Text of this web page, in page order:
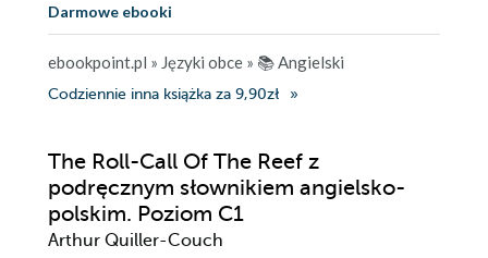
Darmowe ebooki
ebookpoint.pl » Języki obce » 📚 Angielski
Codziennie inna książka za 9,90zł
The Roll-Call Of The Reef z
podręcznym słownikiem angielsko-
polskim. Poziom C1
Arthur Quiller-Couch